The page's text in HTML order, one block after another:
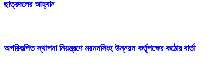
ছাত্রদলের আহ্বান
অপরিকল্পিত স্থাপনা নিয়ন্ত্রণে ময়মনসিংহ উন্নয়ন কর্তৃপক্ষের কঠোর বার্তা